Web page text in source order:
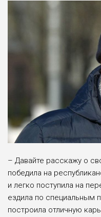
– Давайте расскажу о
победила на
и легко поступила на
ездила по специальным
построила отличную